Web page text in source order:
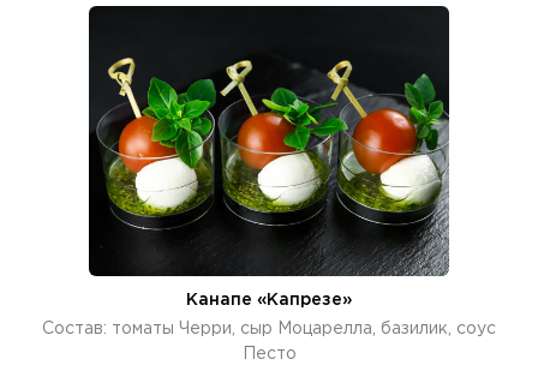
Канапе «Капрезе»
Состав: томаты Черри, сыр Моцарелла, базилик, соус
Песто